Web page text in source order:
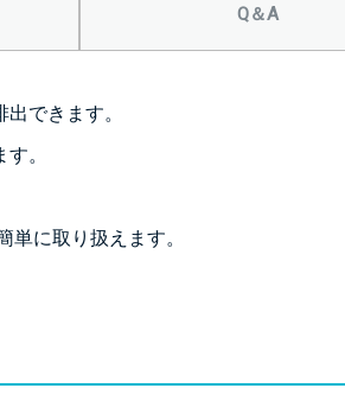
Q＆A
できます。
。
に取り扱えます。